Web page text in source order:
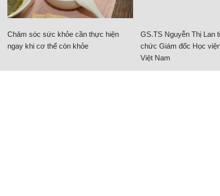
Chăm sóc sức khỏe cần thực hiện
ngay khi cơ thể còn khỏe
GS.TS Nguyễn Thị Lan
chức Giám đốc Học
Việt Nam